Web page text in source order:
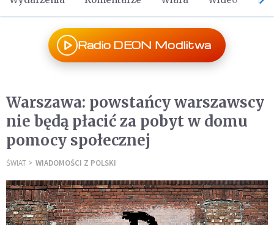
Radio DEON Modlitwa
Warszawa: powstańcy warszawscy
nie będą płacić za pobyt w domu
pomocy społecznej
ŚWIAT WIADOMOŚCI Z POLSKI